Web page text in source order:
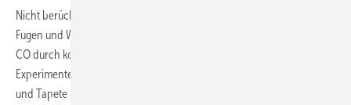
Nicht berücksichtigt wurden zunächst mögliche Bauteildurchbrüche,
Fugen und Wandverkleidungen. Um das Durchgangsverhalten von
CO durch komplette Wandaufbauten zu erforschen, werden nun auch
Experimente mit realitätsgetreuen Bauteilen inklusive Putz, Anstrich
und Tapete durchgeführt. Die Ergebnisse werden voraussichtlich